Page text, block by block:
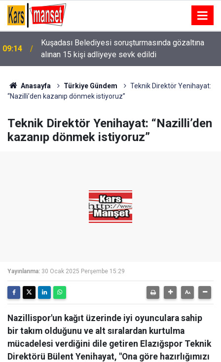
09:14
Kuşadası Belediyesi soruşturmasında gözaltına
alınan 15 kişi adliyeye sevk edildi
Anasayfa Türkiye Gündem
Teknik Direktör Yenihayat:
“Nazilli’den kazanıp dönmek istiyoruz”
Teknik Direktör Yenihayat: “Nazilli’den
kazanıp dönmek istiyoruz”
Yayınlanma: 30 Ocak 2025 Perşembe 15:29
Nazillispor'un kağıt üzerinde iyi oyunculara sahip
bir takım olduğunu ve alt sıralardan kurtulma
mücadelesi verdiğini dile getiren Elazığspor Teknik
Direktörü Bülent Yenihayat, "Ona göre hazırlığımızı